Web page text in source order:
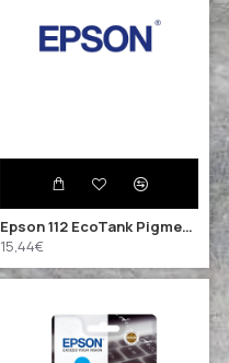
Epson 112 EcoTank Pigment Yellow ink bottle (C13T06C44A) (EPST06C44A)
15,44€